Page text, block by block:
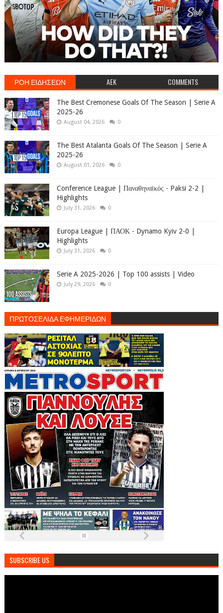
ΡΟΗ ΕΙΔΗΣΕΩΝ AEK COMMENTS
The Best Cremonese Goals Of The Season | Serie A
2025-26
August 04, 2026 0
The Best Atalanta Goals Of The Season | Serie A
2025-26
August 01, 2026 0
Conference League | Παναθηναϊκός - Paksi 2-2 |
Highlights
July 31, 2026 0
Europa League | ΠΑΟΚ - Dynamo Kyiv 2-0 |
Highlights
July 31, 2026 0
Serie A 2025-2026 | Top 100 assists | Video
July 29, 2026 0
ΠΡΩΤΟΣΕΛΙΔΑ ΕΦΗΜΕΡΙΔΩΝ
SUBSCRIBE US